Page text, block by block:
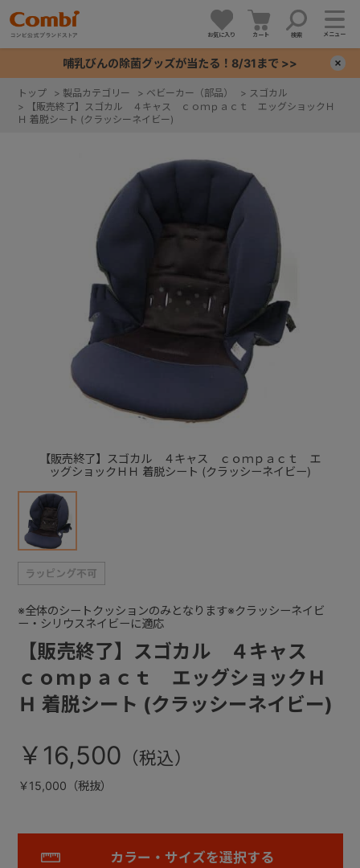
お気に入り カート 検索 メニュー
哺乳びんの除菌グッズが当たる！8/31まで >>
トップ > 製品カテゴリー > ベビーカー（部品） > スゴカル
>
【販売終了】スゴカル ４キャス ｃｏｍｐａｃｔ エッグショックＨ
Ｈ 着脱シート (クラッシーネイビー)
【販売終了】スゴカル ４キャス ｃｏｍｐａｃｔ エ
ッグショックＨＨ 着脱シート (クラッシーネイビー)
【販売終了】スゴカル ４キャス
ｃｏｍｐａｃｔ エッグショックＨ
Ｈ 着脱シート (クラッシーネイビー)
※全体のシートクッションのみとなります※クラッシーネイビ
ー・シリウスネイビーに適応
￥16,500
￥15,000（税抜）
カラー・サイズを選択する